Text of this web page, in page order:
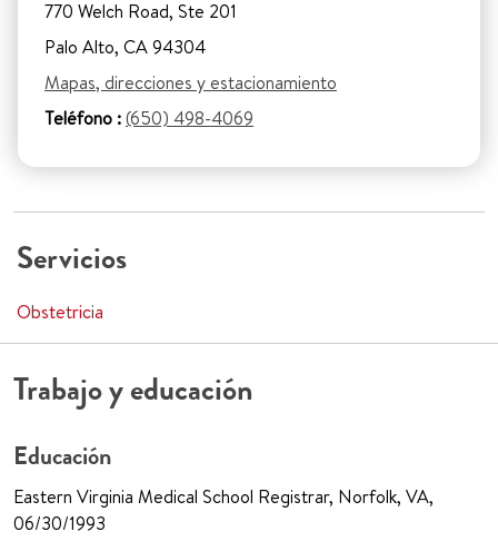
770 Welch Road, Ste 201
Palo Alto, CA 94304
Mapas, direcciones y estacionamiento
Teléfono :(650) 498-4069
Servicios
Obstetricia
Trabajo y educación
Educación
Eastern Virginia Medical School Registrar, Norfolk, VA,
06/30/1993